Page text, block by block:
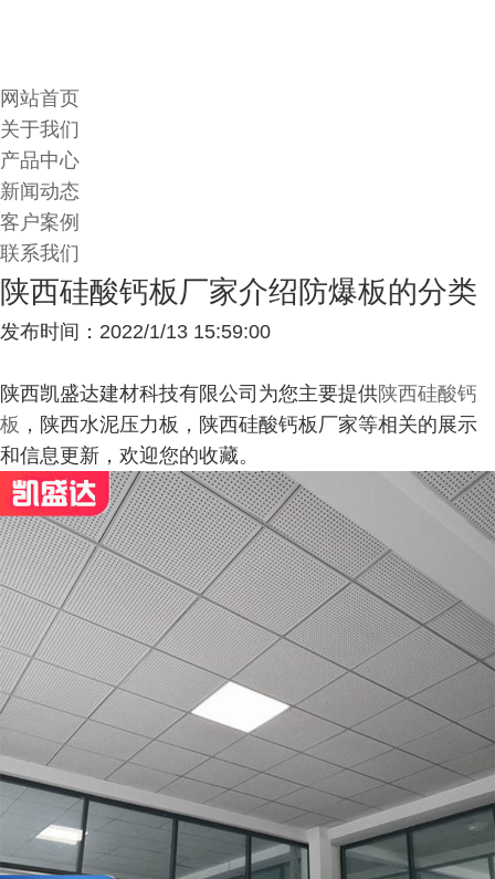
网站首页
关于我们
产品中心
新闻动态
客户案例
联系我们
陕西硅酸钙板厂家介绍防爆板的分类
发布时间：2022/1/13 15:59:00
陕西凯盛达建材科技有限公司为您主要提供陕西硅酸钙
板 ，陕西水泥压力板，陕西硅酸钙板厂家等相关的展示
和信息更新，欢迎您的收藏。